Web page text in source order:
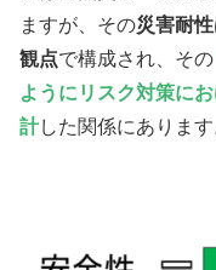
ますが、その災害耐
観点で構成され、その
ようにリスク対策に
計した関係にあります